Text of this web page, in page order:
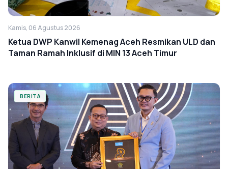
Kamis, 06 Agustus 2026
Ketua DWP Kanwil Kemenag Aceh Resmikan ULD dan
Taman Ramah Inklusif di MIN 13 Aceh Timur
BERITA